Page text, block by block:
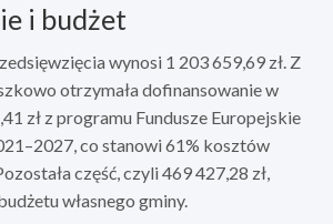
i budżet
wynosi 1 203 659,69 zł. Z
otrzymała dofinansowanie w
zł z programu Fundusze Europejskie
co stanowi 61% kosztów
część, czyli 469 427,28 zł,
własnego gminy.